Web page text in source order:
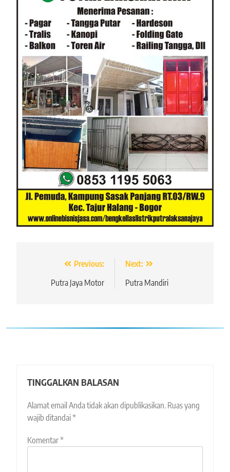
Navigasi Previous:
Putra Jaya Motor
Next:
Putra Mandiri
TINGGALKAN BALASAN
Alamat email Anda tidak akan dipublikasikan. Ruas yang
wajib ditandai*
Komentar*